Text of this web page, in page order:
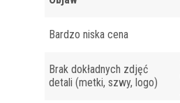
Bardzo niska cena
Brak dokładnych zdjęć
detali (metki, szwy, logo)